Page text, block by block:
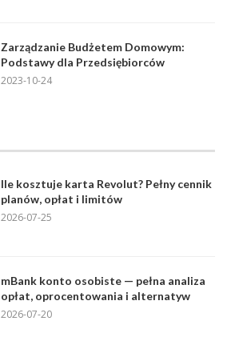
Zarządzanie Budżetem Domowym:
Podstawy dla Przedsiębiorców
2023-10-24
Ile kosztuje karta Revolut? Pełny cennik
planów, opłat i limitów
2026-07-25
mBank konto osobiste — pełna analiza
opłat, oprocentowania i alternatyw
2026-07-20